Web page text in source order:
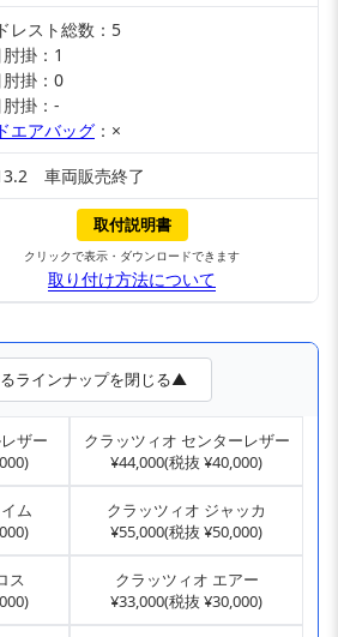
レスト総数：5
掛：1
掛：0
掛：-
エアバッグ ：×
車両販売終了
取付説明書
クリックで表示・ダウンロードできます
取り付け方法について
ラインナップを閉じる▲
ザー
クラッツィオ センターレザー
¥44,000(税抜 ¥40,000)
ム
クラッツィオ ジャッカ
¥55,000(税抜 ¥50,000)
ス
クラッツィオ エアー
¥33,000(税抜 ¥30,000)